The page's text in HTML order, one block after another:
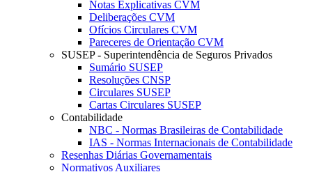
Notas Explicativas CVM
Deliberações CVM
Ofícios Circulares CVM
Pareceres de Orientação CVM
SUSEP - Superintendência de Seguros Privados
Sumário SUSEP
Resoluções CNSP
Circulares SUSEP
Cartas Circulares SUSEP
Contabilidade
NBC - Normas Brasileiras de Contabilidade
IAS - Normas Internacionais de Contabilidade
Resenhas Diárias Governamentais
Normativos Auxiliares